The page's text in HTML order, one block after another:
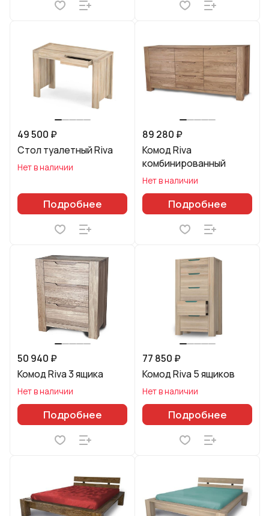
49 500 ₽
Стол туалетный Riva
Нет в наличии
Подробнее
89 280 ₽
Комод Riva
комбинированный
Нет в наличии
Подробнее
50 940 ₽
Комод Riva 3 ящика
Нет в наличии
Подробнее
77 850 ₽
Комод Riva 5 ящиков
Нет в наличии
Подробнее